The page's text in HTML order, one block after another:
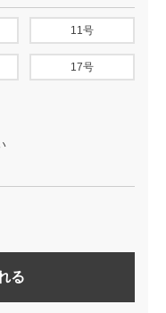
11号
17号
る